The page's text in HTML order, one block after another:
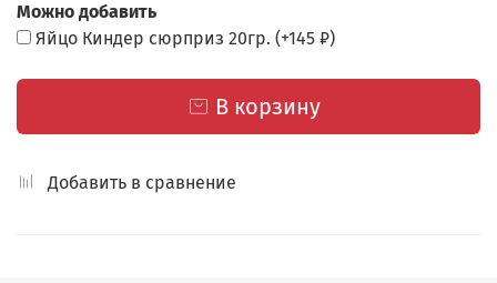
Можно добавить
Яйцо Киндер сюрприз 20гр. (+145 ₽)
В корзину
Добавить в сравнение